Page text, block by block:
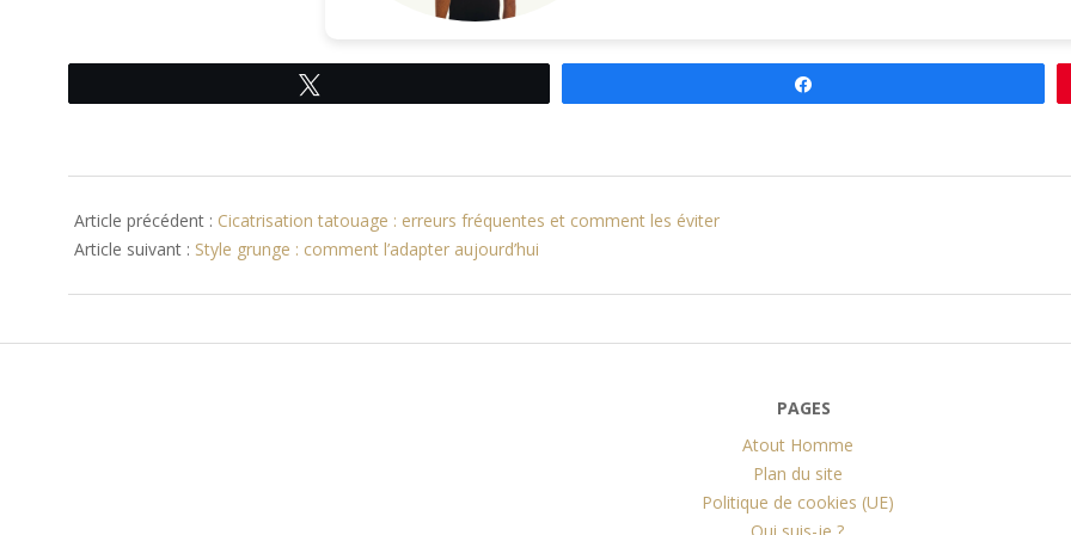
02-
15
Article précédent : Cicatrisation tatouage : erreurs fréquentes et comment les éviter
Article suivant : Style grunge : comment l’adapter aujourd’hui
PAGES
Atout Homme
Plan du site
Politique de cookies (UE)